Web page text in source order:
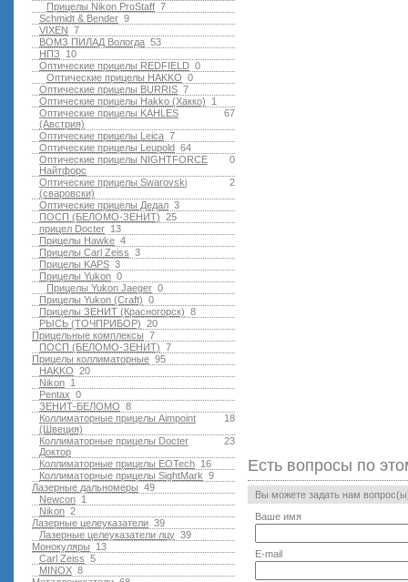
7
Прицелы Nikon ProStaff
9
Schmidt & Bender
7
VIXEN
53
ВОМЗ ПИЛАД Вологда
10
НПЗ
0
Оптические прицелы REDFIELD
0
Оптические прицелы HAKKO
7
Оптические прицелы BURRIS
1
Оптические прицелы Hakko (Хакко)
67
Оптические прицелы KAHLES
(Австрия)
7
Оптические прицелы Leica
64
Оптические прицелы Leupold
0
Оптические прицелы NIGHTFORCE
Найтфорс
2
Оптические прицелы Swarovski
(сваровски)
3
Оптические прицелы Дедал
25
ПОСП (БЕЛОМО-ЗЕНИТ)
13
прицел Docter
4
Прицелы Hawke
3
Прицелы Carl Zeiss
3
Прицелы KAPS
0
Прицелы Yukon
0
Прицелы Yukon Jaeger
0
Прицелы Yukon (Craft)
8
Прицелы ЗЕНИТ (Красногорск)
20
РЫСЬ (ТОЧПРИБОР)
7
Прицельные комплексы
7
ПОСП (БЕЛОМО-ЗЕНИТ)
95
Прицелы коллиматорные
20
HAKKO
1
Nikon
0
Pentax
8
ЗЕНИТ-БЕЛОМО
18
Коллиматорные прицелы Aimpoint
(Швеция)
23
Коллиматорные прицелы Docter
Доктор
16
Коллиматорные прицелы EOTech
9
Коллиматорные прицелы SightMark
49
Лазерные дальномеры
1
Newcon
2
Nikon
39
Лазерные целеуказатели
39
Лазерные целеуказатели лцу
13
Монокуляры
5
Carl Zeiss
8
MINOX
Есть вопросы по
Вы можете задать нам
Ваше имя
E-mail